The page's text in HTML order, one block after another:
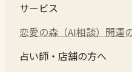
サービス
恋愛の森（AI相談） 開運
占い師・店舗の方へ